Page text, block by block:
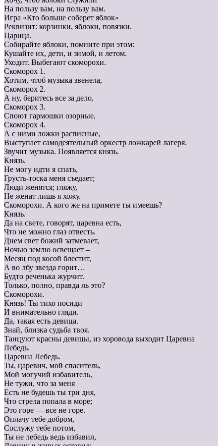
На пользу вам, на пользу вам.
Игра «Кто больше соберет яблок»
Реквизит: корзинки, яблоки, повязки.
Царица.
Собирайте яблоки, помните при этом:
Кушайте их, дети, и зимой, и летом.
Уходит. Выбегают скоморохи.
Скоморох 1.
Хотим, чтоб музыка звенела,
Скоморох 2.
А ну, беритесь все за дело,
Скоморох 3.
Споют гармошки озорные,
Скоморох 4.
А с ними ложки расписные,
Выступает самодеятельный оркестр ложкарей лагеря.
Звучит музыка. Появляется князь.
Князь.
Не могу идти я спать,
Грусть-тоска меня съедает;
Люди женятся; гляжу,
Не женат лишь я хожу.
Скоморохи. А кого же на примете ты имеешь?
Князь.
Да на свете, говорят, царевна есть,
Что не можно глаз отвесть.
Днем свет божий затмевает,
Ночью землю освещает –
Месяц под косой блестит,
А во лбу звезда горит…
Будто реченька журчит.
Только, полно, правда ль это?
Скоморохи.
Князь! Ты тихо посиди
И внимательно гляди.
Да, такая есть девица.
Знай, близка судьба твоя.
Танцуют красны девицы, из хоровода выходит Царевна
Лебедь.
Царевна Лебедь.
Ты, царевич, мой спаситель,
Мой могучий избавитель,
Не тужи, что за меня
Есть не будешь ты три дня,
Что стрела попала в море;
Это горе — все не горе.
Оплачу тебе добром,
Сослужу тебе потом,
Ты не лебедь ведь избавил,